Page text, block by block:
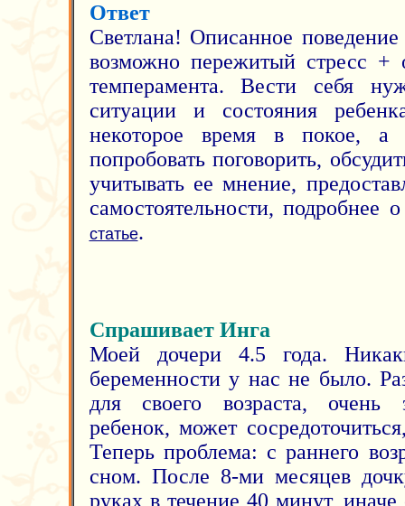
Ответ
Светлана! Описанное
возможно пережитый стресс +
темперамента. Вести себя
ситуации и состояния
некоторое время в покое, а
попробовать поговорить,
учитывать ее мнение,
самостоятельности,
статье.
Спрашивает Инга
Моей дочери 4.5 года.
беременности у нас не было.
для своего возраста, очень
ребенок, может
Теперь проблема: с раннего
сном. После 8-ми месяцев
руках в течение 40 минут,